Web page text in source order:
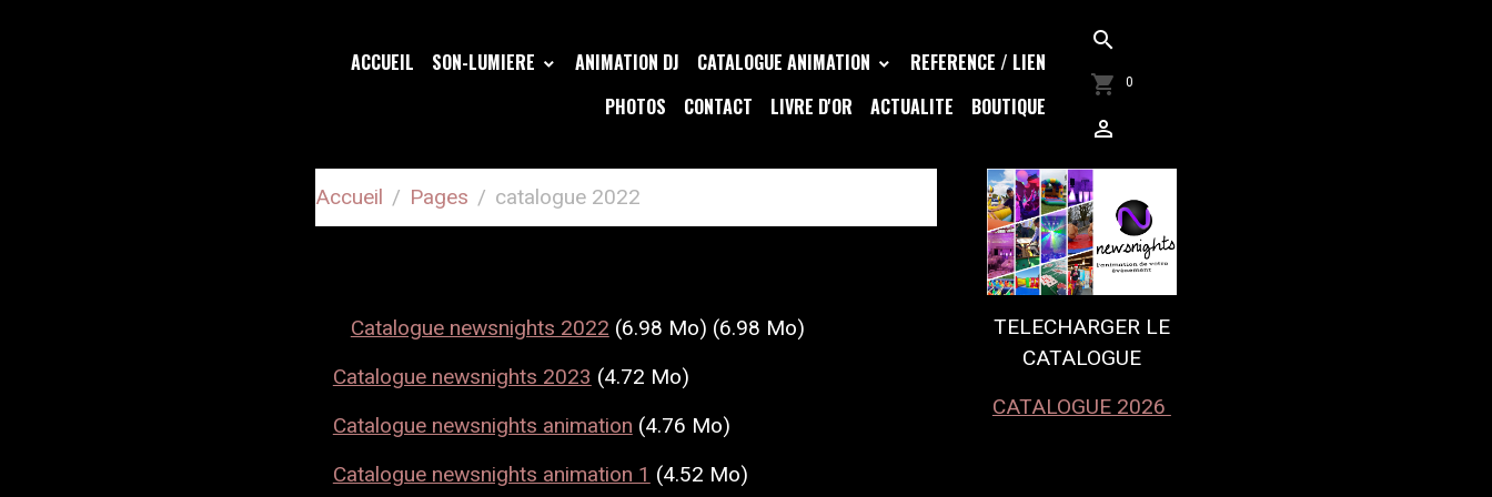
ACCUEIL SON-LUMIERE ANIMATION DJ CATALOGUE ANIMATION
REFERENCE / LIEN
PHOTOS
CONTACT LIVRE D'OR ACTUALITE BOUTIQUE
0
Accueil Pages catalogue 2022
Catalogue newsnights 2022 (6.98 Mo) (6.98 Mo)
Catalogue newsnights 2023 (4.72 Mo)
Catalogue newsnights animation (4.76 Mo)
Catalogue newsnights animation 1 (4.52 Mo)
TELECHARGER LE
CATALOGUE
CATALOGUE 2026